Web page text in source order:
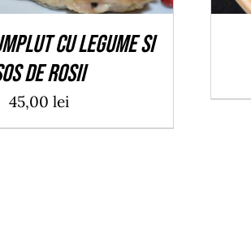
cu legume si
de rosii
45,00 lei